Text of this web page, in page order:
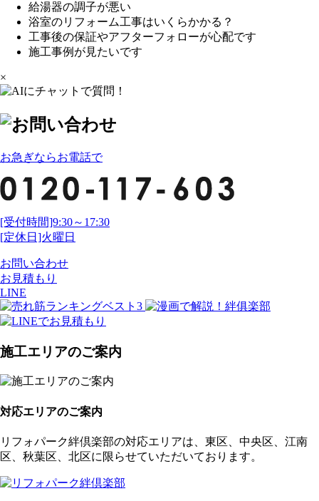
給湯器の調子が悪い
浴室のリフォーム工事はいくらかかる？
工事後の保証やアフターフォローが心配です
施工事例が見たいです
×
お急ぎならお電話で
[受付時間]9:30～17:30
[定休日]火曜日
お問い合わせ
お見積もり
LINE
施工エリアのご案内
対応エリアのご案内
リフォパーク絆倶楽部の対応エリアは、東区、中央区、江南
区、秋葉区、北区に限らせていただいております。